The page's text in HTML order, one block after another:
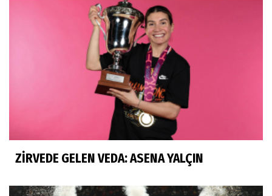
ZİRVEDE GELEN VEDA: ASENA YALÇIN